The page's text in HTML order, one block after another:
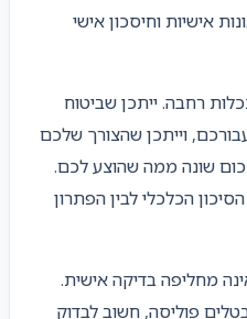
אישיות וחיסכון אישי
רחבה. ייתכן שביטוח
וייתכן שהצורך שלכם
שונה ממה שהוצע לכם.
הכלכלי לבין הפתרון
מחליפה בדיקה אישית.
פוליסה, חשוב לבדוק